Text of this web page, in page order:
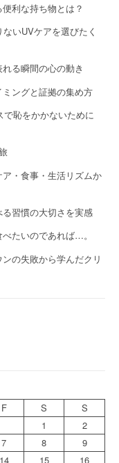
利な持ち物とは？
いUVケアを選びたく
る瞬間の心の動き
ングと証拠の集め方
恥をかかないために
ア・食事・生活リズムか
習慣の大切さを実感
たいのであれば…。
の失敗から学んだクリ
F S
S
1
2
7 8
9
14 15 16